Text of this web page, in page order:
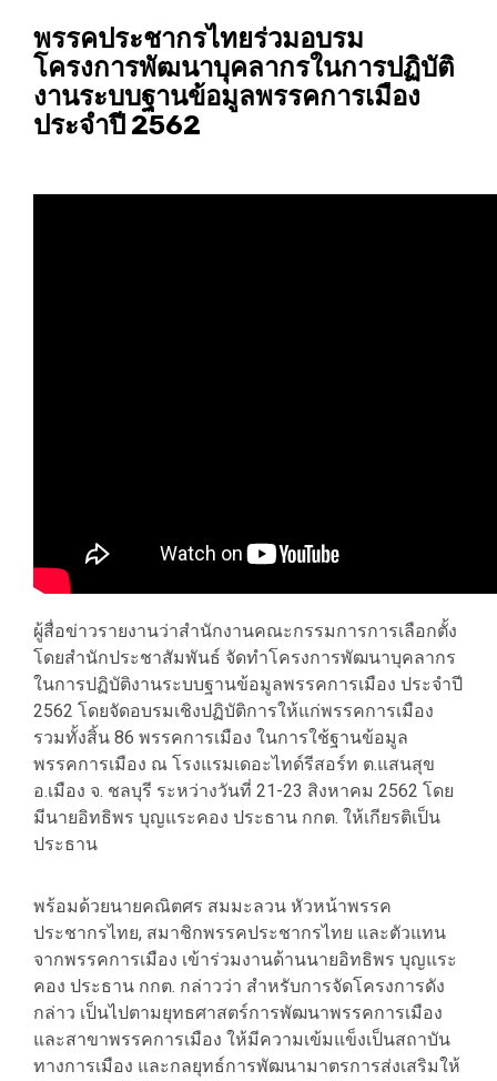
พรรค​ประชากร​ไทยร่วมอบรม​
โครงการพัฒนาบุคลากรในการปฏิบัติ
งานระบบฐานข้อมูลพรรคการเมือง
ประจำปี 2562
ผู้สื่อข่าวรายงานว่าสำนักงานคณะกรรมการการเลือกตั้ง
โดยสำนักประชาสัมพันธ์ จัดทำโครงการพัฒนาบุคลากร
ในการปฏิบัติงานระบบฐานข้อมูลพรรคการเมือง ประจำปี
2562 โดยจัดอบรมเชิงปฏิบัติการให้แก่พรรคการเมือง
รวมทั้งสิ้น 86 พรรคการเมือง ในการใช้ฐานข้อมูล
พรรคการเมือง ณ โรงแรมเดอะไทด์รีสอร์ท ต.แสนสุข
อ.เมือง จ. ชลบุรี ระหว่างวันที่ 21-23 สิงหาคม 2562 โดย
มีนายอิทธิพร บุญแระคอง ประธาน กกต. ให้เกียรติเป็น
ประธาน
พร้อมด้วยนายคณิตศร สมมะลวน หัวหน้าพรรค
ประชากรไทย, สมาชิกพรรคประชากรไทย และตัวแทน
จากพรรคการเมือง เข้าร่วมงานด้านนายอิทธิพร บุญแระ
คอง ประธาน กกต. กล่าวว่า สำหรับการจัดโครงการดัง
กล่าว เป็นไปตามยุทธศาสตร์การพัฒนาพรรคการเมือง
และสาขาพรรคการเมือง ให้มีความเข้มแข็งเป็นสถาบัน
ทางการเมือง และกลยุทธ์การพัฒนามาตรการส่งเสริมให้